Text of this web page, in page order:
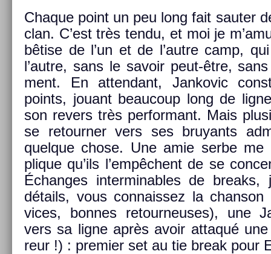
Chaque point un peu long fait saut­er
clan. C’est très tendu, et moi je
bêtise de l’un et de l’autre camp, qui
l’autre, sans le savoir peut-être,
ment. En at­tendant, Jan­kovic
points, jouant be­aucoup long de
son re­v­ers très per­for­mant. Mais
se re­tourn­er vers ses bruyants
quel­que chose. Une amie serbe
plique qu’ils l’empêchent de se
Échan­ges in­ter­min­ables de
détails, vous con­nais­sez la
vices, bon­nes re­tour­neuses), une
vers sa ligne après avoir at­taqué
reur !) : pre­mi­er set au tie break pour